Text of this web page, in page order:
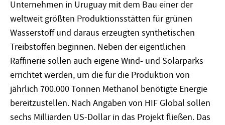
Unternehmen in Uruguay mit dem Bau einer der
weltweit größten Produktionsstätten für grünen
Wasserstoff und daraus erzeugten synthetischen
Treibstoffen beginnen. Neben der eigentlichen
Raffinerie sollen auch eigene Wind- und Solarparks
errichtet werden, um die für die Produktion von
jährlich 700.000 Tonnen Methanol benötigte Energie
bereitzustellen. Nach Angaben von HIF Global sollen
sechs Milliarden US-Dollar in das Projekt fließen. Das